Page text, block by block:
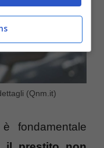
(Qnm.it)
è fondamentale